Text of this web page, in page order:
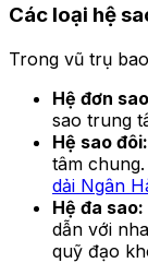
Các loại hệ
Trong vũ trụ
Hệ đơn
sao trung
Hệ sao đôi:
tâm
dải Ngân
Hệ đa sao:
dẫn với
quỹ đạo